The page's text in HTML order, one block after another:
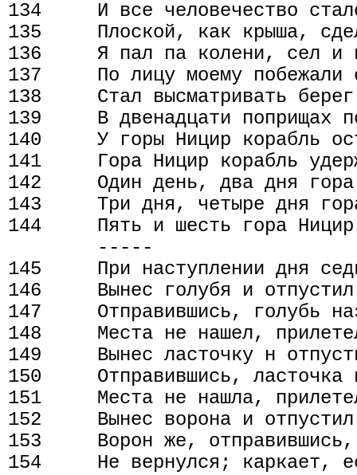
134     И все человечество
135     Плоской, как крыша,
136     Я пал па колени, сел и
137     По лицу моему побежали
138     Стал высматривать
139     В двенадцати поприщах
140     У горы Ницир корабль
141     Гора Ницир корабль
142     Один день, два дня гора
143     Три дня, четыре дня
144     Пять и шесть гора
        -----
145     При наступлении дня
146     Вынес голубя и
147     Отправившись, голубь
148     Места не нашел,
149     Вынес ласточку н
150     Отправившись, ласточка
151     Места не нашла,
152     Вынес ворона и
153     Ворон же,
154     Не вернулся; каркает,